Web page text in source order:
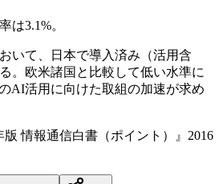
は3.1%。
いて、日本で導入済み（活用含
。欧米諸国と比較して低い水準に
AI活用に向けた取組の加速が求め
版 情報通信白書（ポイント）』2016